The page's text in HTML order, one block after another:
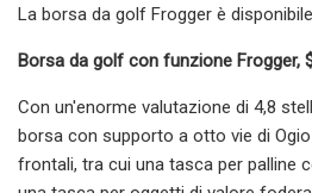
La borsa da golf Frogger è
Borsa da golf con funzione Frogger,
Con un'enorme valutazione di 4,8
borsa con supporto a otto vie di
frontali, tra cui una tasca per palline